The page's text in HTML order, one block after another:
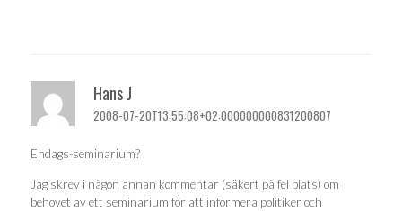
Hans J
2008-07-20T13:55:08+02:000000000831200807
Endags-seminarium?
Jag skrev i någon annan kommentar (säkert på fel plats) om
behovet av ett seminarium för att informera politiker och